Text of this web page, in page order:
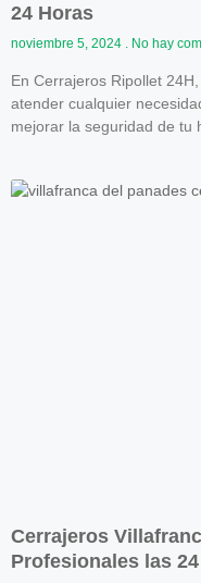
24 Horas
noviembre 5, 2024 No hay
En Cerrajeros Ripollet
atender cualquier
mejorar la seguridad de tu
Cerrajeros
Profesionales las